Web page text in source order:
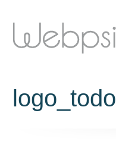
logo_todo